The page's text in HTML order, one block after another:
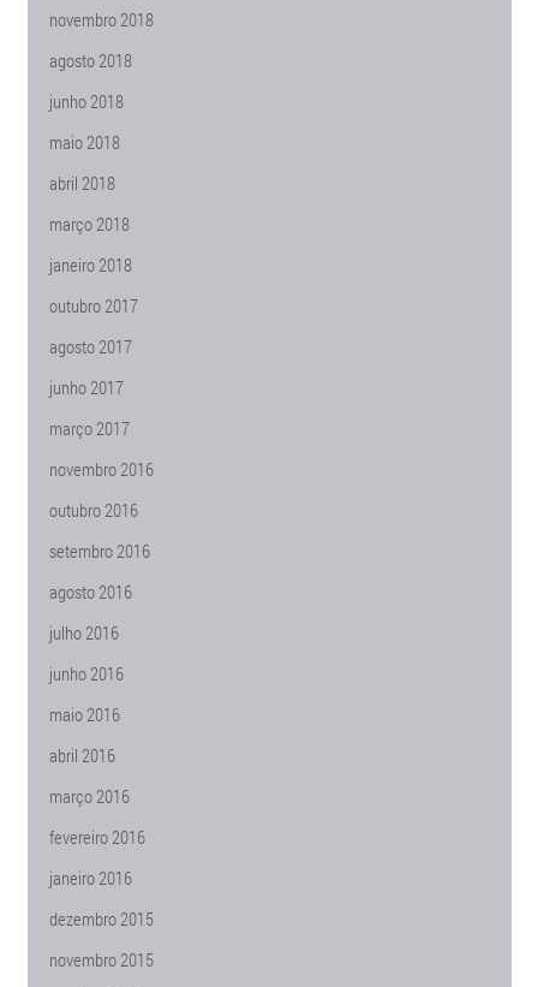
novembro 2018
agosto 2018
junho 2018
maio 2018
abril 2018
março 2018
janeiro 2018
outubro 2017
agosto 2017
junho 2017
março 2017
novembro 2016
outubro 2016
setembro 2016
agosto 2016
julho 2016
junho 2016
maio 2016
abril 2016
março 2016
fevereiro 2016
janeiro 2016
dezembro 2015
novembro 2015